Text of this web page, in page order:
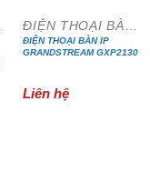
ĐIỆN THOẠI BÀN IP
GRANDSTREAM GXP2130
Liên hệ